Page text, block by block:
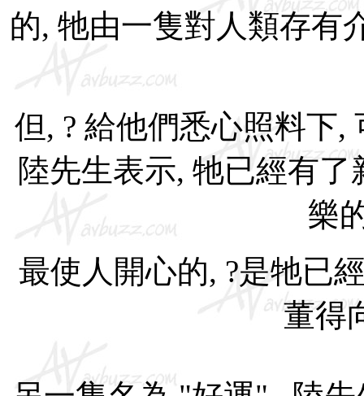
的, 牠由一隻對人類存有
但, ? 給他們悉心照料下,
陸先生表示, 牠已經有
樂
最使人開心的, ?是牠已
董得